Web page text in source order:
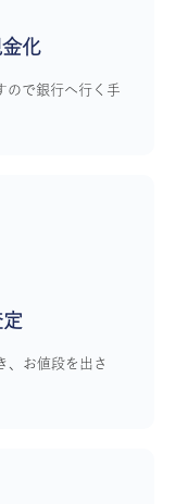
化
ので銀行へ行く手
、お値段を出さ